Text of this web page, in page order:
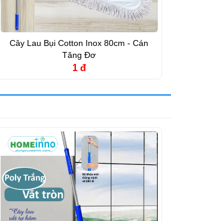
Cây Lau Bụi Cotton Inox 80cm - Cán
Tăng Đơ
1 đ